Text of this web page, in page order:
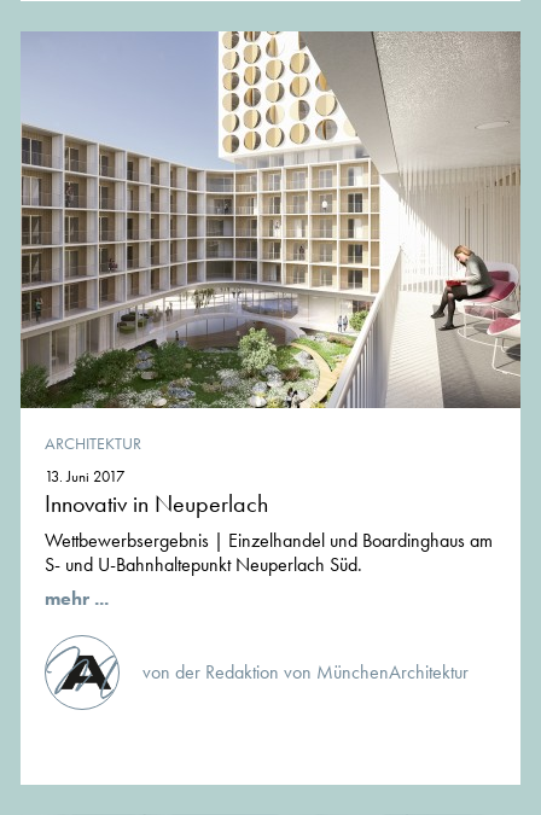
ARCHITEKTUR
13. Juni 2017
Innovativ in Neuperlach
Wettbewerbsergebnis | Einzelhandel und Boardinghaus am
S- und U-Bahnhaltepunkt Neuperlach Süd.
mehr ...
von der Redaktion von MünchenArchitektur